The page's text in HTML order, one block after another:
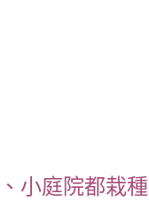
小庭院都栽